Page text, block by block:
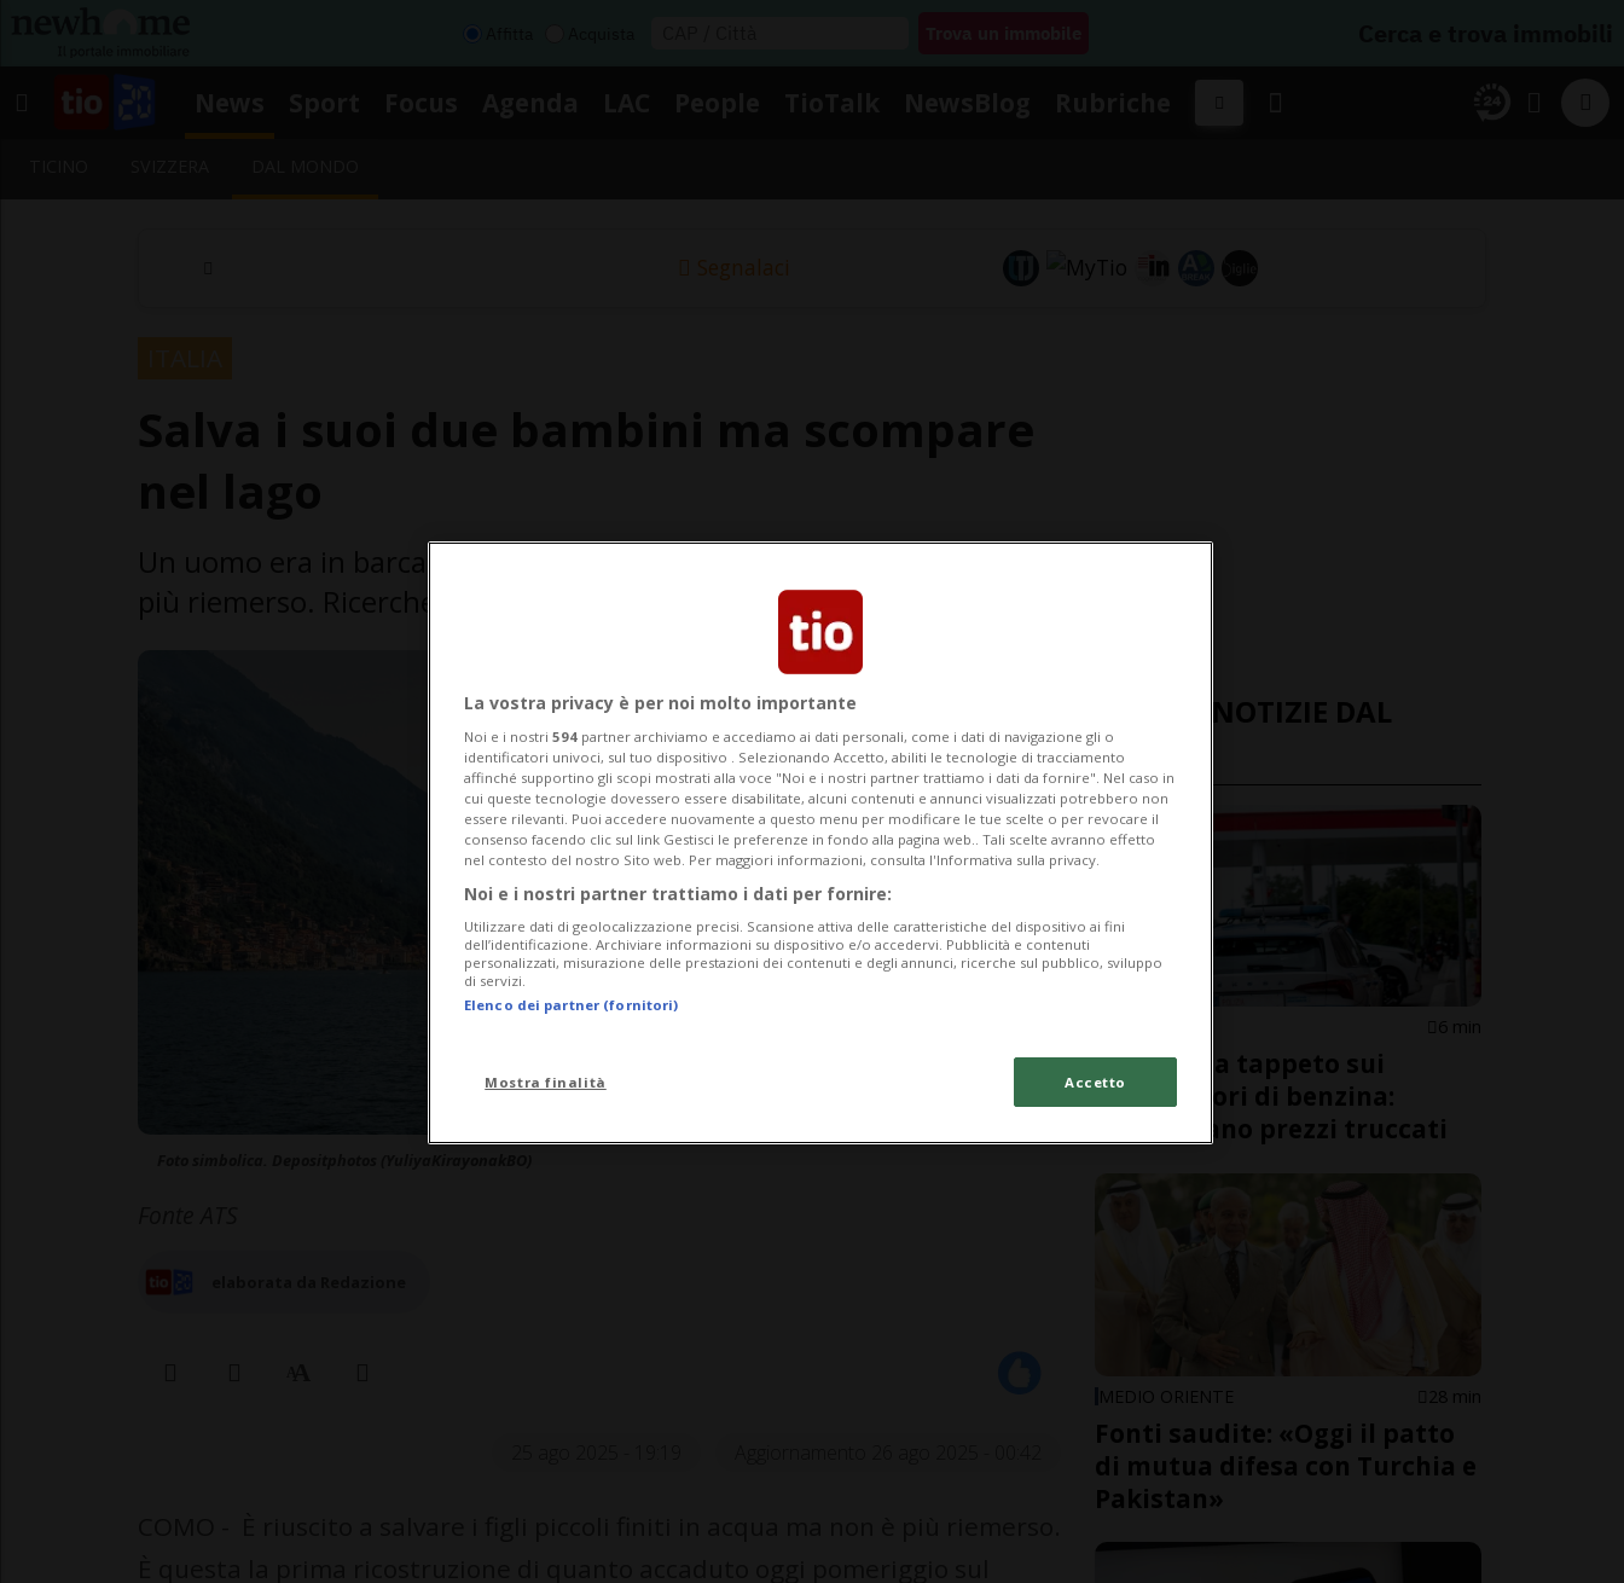
Segnalaci
ULTIME NOTIZIE DAL
MONDO
6 min
Controlli a tappeto sui
distributori di benzina:
applicavano prezzi truccati
MEDIO ORIENTE 28 min
Fonti saudite: «Oggi il patto
di mutua difesa con Turchia e
Pakistan»
La vostra privacy è per noi molto importante
Noi e i nostri 594 partner archiviamo e accediamo ai dati personali, come i dati di navigazione gli o
identificatori univoci, sul tuo dispositivo . Selezionando Accetto, abiliti le tecnologie di tracciamento
affinché supportino gli scopi mostrati alla voce "Noi e i nostri partner trattiamo i dati da fornire". Nel caso in
cui queste tecnologie dovessero essere disabilitate, alcuni contenuti e annunci visualizzati potrebbero non
essere rilevanti. Puoi accedere nuovamente a questo menu per modificare le tue scelte o per revocare il
consenso facendo clic sul link Gestisci le preferenze in fondo alla pagina web.. Tali scelte avranno effetto
nel contesto del nostro Sito web. Per maggiori informazioni, consulta l'Informativa sulla privacy.
Noi e i nostri partner trattiamo i dati per fornire:
Utilizzare dati di geolocalizzazione precisi. Scansione attiva delle caratteristiche del dispositivo ai fini
dell’identificazione. Archiviare informazioni su dispositivo e/o accedervi. Pubblicità e contenuti
personalizzati, misurazione delle prestazioni dei contenuti e degli annunci, ricerche sul pubblico, sviluppo
di servizi.
Elenco dei partner (fornitori)
Mostra finalità Accetto